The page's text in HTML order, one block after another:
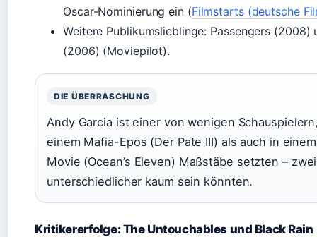
Oscar-Nominierung ein (Filmstarts (deutsche
Weitere Publikumslieblinge: Passengers (2008)
(2006) (Moviepilot).
DIE ÜBERRASCHUNG
Andy Garcia ist einer von wenigen
einem Mafia-Epos (Der Pate III) als auch in
Movie (Ocean’s Eleven) Maßstäbe setzten –
unterschiedlicher kaum sein könnten.
Kritikererfolge: The Untouchables und Black Rain